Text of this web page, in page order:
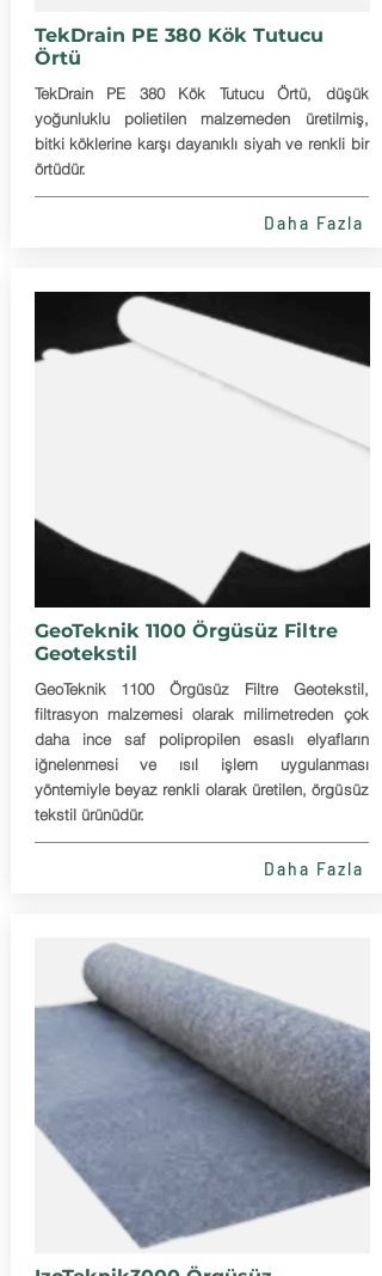
TekDrain PE 380 Kök Tutucu
Örtü
TekDrain PE 380 Kök Tutucu Örtü, düşük
yoğunluklu polietilen malzemeden üretilmiş,
bitki köklerine karşı dayanıklı siyah ve renkli bir
örtüdür.
Daha Fazla
GeoTeknik 1100 Örgüsüz Filtre
Geotekstil
GeoTeknik 1100 Örgüsüz Filtre Geotekstil,
filtrasyon malzemesi olarak milimetreden çok
daha ince saf polipropilen esaslı elyafların
iğnelenmesi ve ısıl işlem uygulanması
yöntemiyle beyaz renkli olarak üretilen, örgüsüz
tekstil ürünüdür.
Daha Fazla